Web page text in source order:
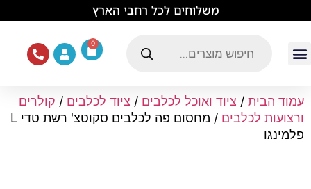
משלוחים לכל רחבי הארץ
0
עמוד הבית / ציוד ואוכל לכלבים / ציוד לכלבים / קולרים
ורצועות לכלבים
/ מחסום פה לכלבים סקוטצ' רשת טדי L
פלמינגו